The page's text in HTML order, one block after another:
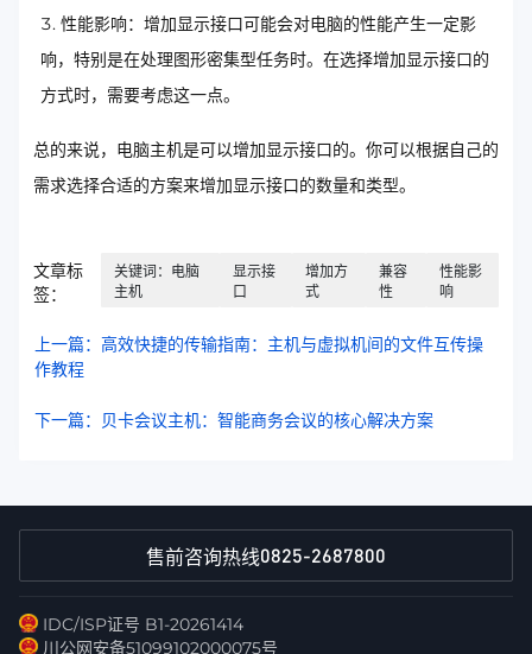
性能影响：增加显示接口可能会对电脑的性能产生一定影
响，特别是在处理图形密集型任务时。在选择增加显示接口的
方式时，需要考虑这一点。
总的来说，电脑主机是可以增加显示接口的。你可以根据自己的
需求选择合适的方案来增加显示接口的数量和类型。
文章标
签：
关键词：电脑
主机
显示接
口
增加方
式
兼容
性
性能影
响
上一篇：高效快捷的传输指南：主机与虚拟机间的文件互传操
作教程
下一篇：贝卡会议主机：智能商务会议的核心解决方案
售前咨询热线0825-2687800
IDC/ISP证号 B1-20261414
川公网安备51099102000075号